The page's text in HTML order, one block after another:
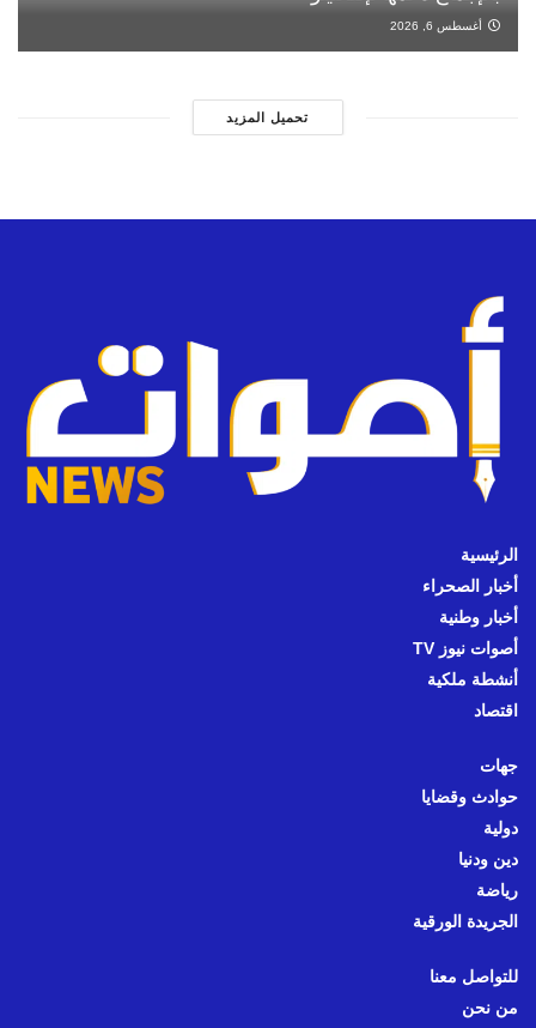
أغسطس 6, 2026
تحميل المزيد
الرئيسية
أخبار الصحراء
أخبار وطنية
أصوات نيوز TV
أنشطة ملكية
اقتصاد
جهات
حوادث وقضايا
دولية
دين ودنيا
رياضة
الجريدة الورقية
للتواصل معنا
من نحن